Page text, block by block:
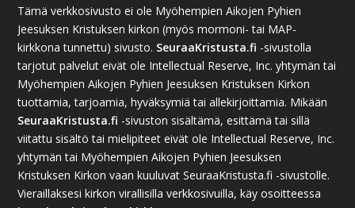
Tämä verkkosivusto ei ole Myöhempien Aikojen Pyhien
Jeesuksen Kristuksen kirkon (myös mormoni- tai MAP-
kirkkona tunnettu) sivusto. SeuraaKristusta.fi -sivustolla
tarjotut palvelut eivät ole Intellectual Reserve, Inc. yhtymän tai
Myöhempien Aikojen Pyhien Jeesuksen Kristuksen Kirkon
tuottamia, tarjoamia, hyväksymiä tai allekirjoittamia. Mikään
SeuraaKristusta.fi -sivuston sisältämä, esittämä tai sillä
viitattu sisältö tai mielipiteet eivät ole Intellectual Reserve, Inc.
yhtymän tai Myöhempien Aikojen Pyhien Jeesuksen
Kristuksen Kirkon vaan kuuluvat SeuraaKristusta.fi -sivustolle.
Vieraillaksesi kirkon virallisilla verkkosivuilla, käy osoitteessa